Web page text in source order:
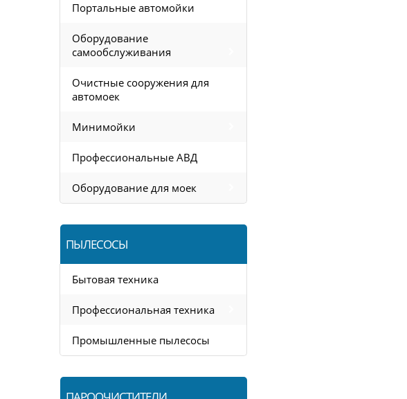
Портальные автомойки
Оборудование
самообслуживания
Очистные сооружения для
автомоек
Минимойки
Профессиональные АВД
Оборудование для моек
ПЫЛЕСОСЫ
Бытовая техника
Профессиональная техника
Промышленные пылесосы